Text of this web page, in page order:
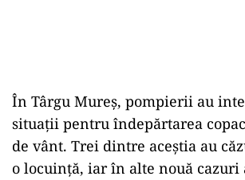
În Târgu Mureș, pompierii au
situații pentru îndepărtarea
de vânt. Trei dintre aceștia au
o locuință, iar în alte nouă cazuri